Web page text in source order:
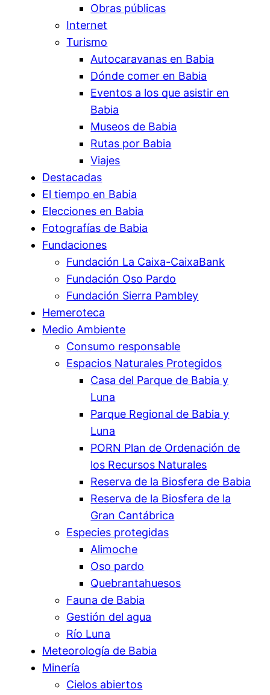
Obras públicas
Internet
Turismo
Autocaravanas en Babia
Dónde comer en Babia
Eventos a los que asistir en
Babia
Museos de Babia
Rutas por Babia
Viajes
Destacadas
El tiempo en Babia
Elecciones en Babia
Fotografías de Babia
Fundaciones
Fundación La Caixa-CaixaBank
Fundación Oso Pardo
Fundación Sierra Pambley
Hemeroteca
Medio Ambiente
Consumo responsable
Espacios Naturales Protegidos
Casa del Parque de Babia y
Luna
Parque Regional de Babia y
Luna
PORN Plan de Ordenación de
los Recursos Naturales
Reserva de la Biosfera de Babia
Reserva de la Biosfera de la
Gran Cantábrica
Especies protegidas
Alimoche
Oso pardo
Quebrantahuesos
Fauna de Babia
Gestión del agua
Río Luna
Meteorología de Babia
Minería
Cielos abiertos